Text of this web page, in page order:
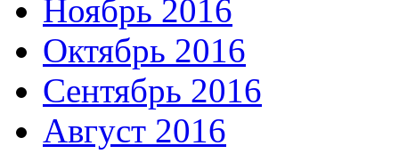
Ноябрь 2016
Октябрь 2016
Сентябрь 2016
Август 2016